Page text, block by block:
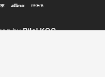
byBilal KOÇ